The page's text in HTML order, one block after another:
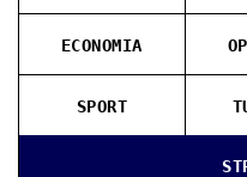
ECONOMIA
SPORT